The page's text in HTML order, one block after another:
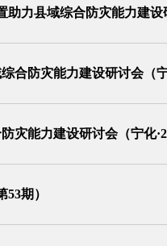
助力县域综合防灾能力建
合防灾能力建设研讨会（
灾能力建设研讨会（宁化
期）